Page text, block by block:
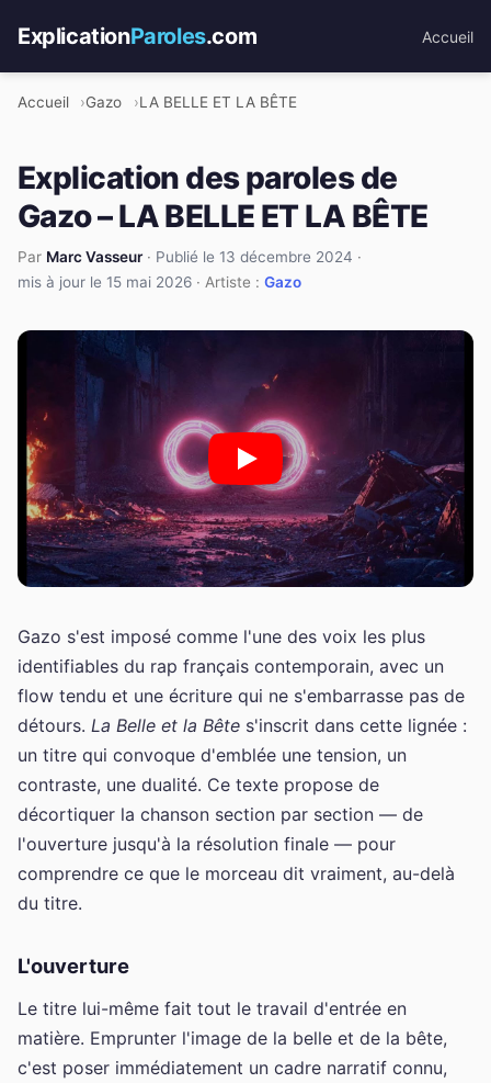
ExplicationParoles.com Accueil
Accueil Gazo LA BELLE ET LA BÊTE
Explication des paroles de
Gazo – LA BELLE ET LA BÊTE
Par Marc Vasseur· Publié le 13 décembre 2024 ·
mis à jour le 15 mai 2026 · Artiste : Gazo
Gazo s'est imposé comme l'une des voix les plus
identifiables du rap français contemporain, avec un
flow tendu et une écriture qui ne s'embarrasse pas de
détours. La Belle et la Bête s'inscrit dans cette lignée :
un titre qui convoque d'emblée une tension, un
contraste, une dualité. Ce texte propose de
décortiquer la chanson section par section — de
l'ouverture jusqu'à la résolution finale — pour
comprendre ce que le morceau dit vraiment, au-delà
du titre.
L'ouverture
Le titre lui-même fait tout le travail d'entrée en
matière. Emprunter l'image de la belle et de la bête,
c'est poser immédiatement un cadre narratif connu,